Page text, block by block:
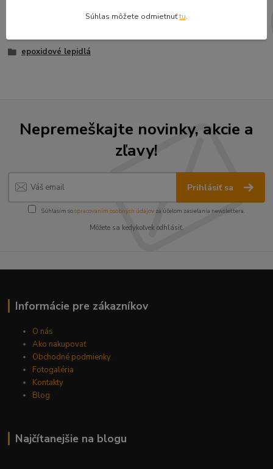
DOPLNKOVÝ SORTIMENT
epoxidové lepidlá
Nepremeškajte novinky, akcie a
zľavy!
Prihlásiť sa
Súhlasím sospracovaním osobných údajov za účelom zasielania newslettera.
Môžete sa kedykoľvek odhlásiť.
Informácie pre zákazníkov
O nás
Ako nakupovať
Obchodné podmienky
Fotogaléria
Kontakty
Blog
Najčítanejšie na blogu
Súhlas môžete odmietnuťtu.